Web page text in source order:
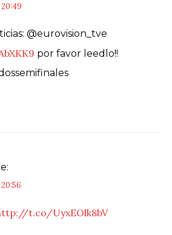
@eurovision_tve
por favor leedlo!!
t.co/UyxEOlk8bV